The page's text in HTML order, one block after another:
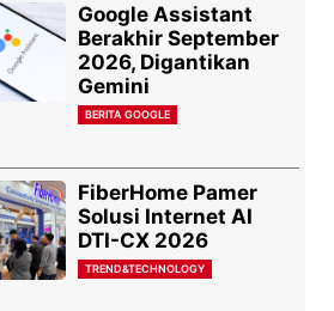
Google Assistant
Berakhir September
2026, Digantikan
Gemini
BERITA GOOGLE
FiberHome Pamer
Solusi Internet AI
DTI-CX 2026
TREND&TECHNOLOGY